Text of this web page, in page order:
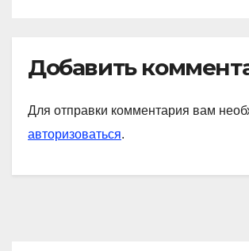
Добавить
Для отправки комментария вам
авторизоваться.